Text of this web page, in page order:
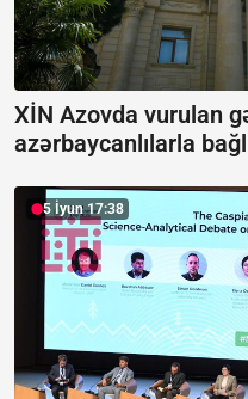
XİN Azovda vurulan
azərbaycanlılarla
5 İyun 17:38